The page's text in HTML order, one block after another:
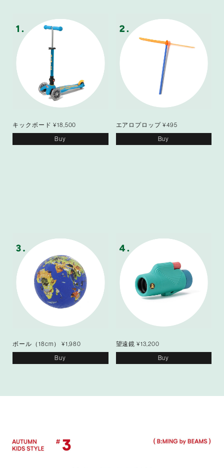
キックボード ¥18,500
Buy
エアロプロップ ¥495
Buy
ボール（18cm） ¥1,980
Buy
望遠鏡 ¥13,200
Buy